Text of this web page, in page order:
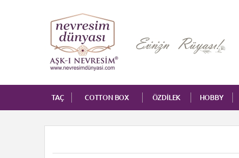
TAÇ COTTON BOX ÖZDİLEK HOBBY